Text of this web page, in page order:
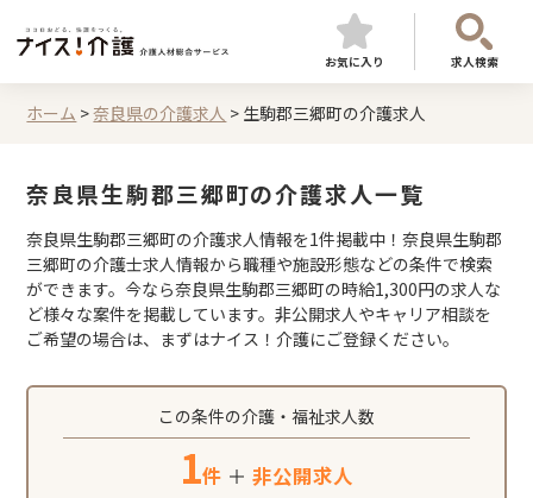
お気に入り 求人検索
ホーム >奈良県の介護求人 > 生駒郡三郷町の介護求人
奈良県生駒郡三郷町の介護求人一覧
奈良県生駒郡三郷町の介護求人情報を1件掲載中！奈良県生駒郡
三郷町の介護士求人情報から職種や施設形態などの条件で検索
ができます。今なら奈良県生駒郡三郷町の時給1,300円の求人な
ど様々な案件を掲載しています。非公開求人やキャリア相談を
ご希望の場合は、まずはナイス！介護にご登録ください。
この条件の介護・福祉求人数
1件 ＋ 非公開求人